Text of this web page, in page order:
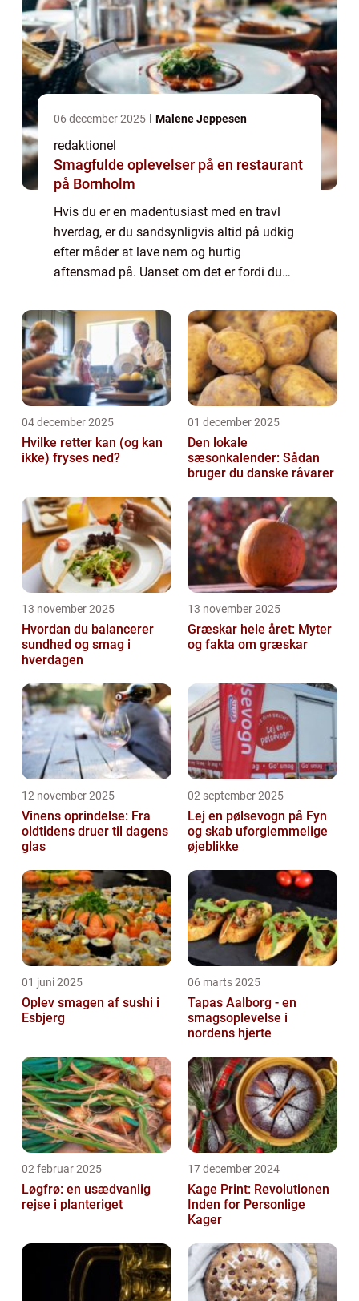
06 december 2025 Malene Jeppesen
redaktionel
Smagfulde oplevelser på en restaurant
på Bornholm
Hvis du er en madentusiast med en travl
hverdag, er du sandsynligvis altid på udkig
efter måder at lave nem og hurtig
aftensmad på. Uanset om det er fordi du
lang dag på arbejde eller bare ønsker at
brug...
04 december 2025
Hvilke retter kan (og kan
ikke) fryses ned?
01 december 2025
Den lokale
sæsonkalender: Sådan
bruger du danske råvarer
13 november 2025
Hvordan du balancerer
sundhed og smag i
hverdagen
13 november 2025
Græskar hele året: Myter
og fakta om græskar
12 november 2025
Vinens oprindelse: Fra
oldtidens druer til dagens
glas
02 september 2025
Lej en pølsevogn på Fyn
og skab uforglemmelige
øjeblikke
01 juni 2025
Oplev smagen af sushi i
Esbjerg
06 marts 2025
Tapas Aalborg - en
smagsoplevelse i
nordens hjerte
02 februar 2025
Løgfrø: en usædvanlig
rejse i planteriget
17 december 2024
Kage Print: Revolutionen
Inden for Personlige
Kager